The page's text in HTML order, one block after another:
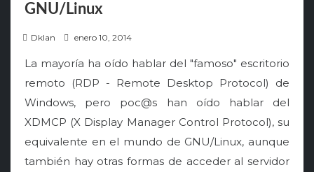
GNU/Linux
Dklan
s
e
d
o
enero 10, 2014
La mayoría ha oído hablar del "famoso" escritorio
remoto (RDP - Remote Desktop Protocol) de
Windows, pero poc@s han oído hablar del
XDMCP (X Display Manager Control Protocol), su
equivalente en el mundo de GNU/Linux, aunque
también hay otras formas de acceder al servidor